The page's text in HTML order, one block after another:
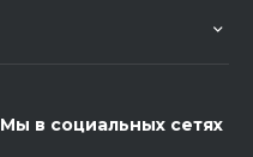
Мы в социальных сетях